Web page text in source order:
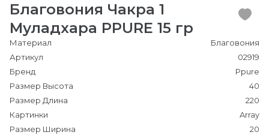
Благовония Чакра 1
Муладхара PPURE 15 гр
Материал
Благовония
Артикул
02919
Бренд
Ppure
Размер Высота
40
Размер Длина
220
Картинки
Array
Размер Ширина
20